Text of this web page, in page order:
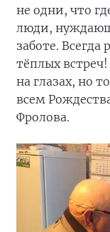
не одни, что
люди,
заботе. Всегда
тёплых
на глазах, но
всем
Фролова.